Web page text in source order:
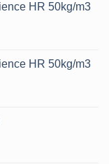
HR 50kg/m3
HR 50kg/m3